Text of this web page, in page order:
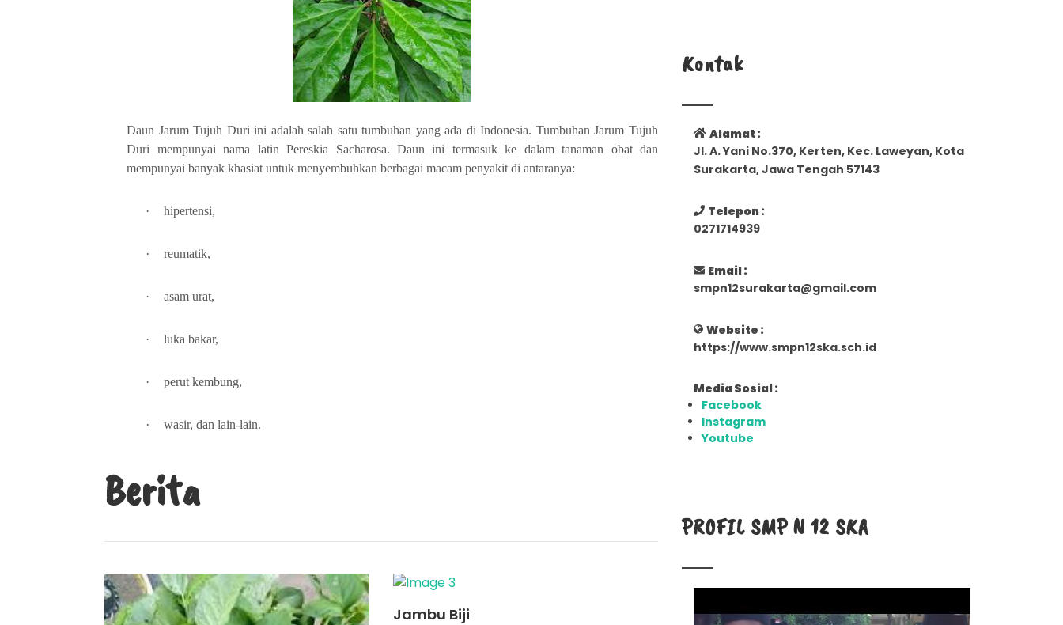
Daun Jarum Tujuh Duri ini adalah salah satu tumbuhan yang ada di Indonesia. Tumbuhan Jarum Tujuh
Duri mempunyai nama latin Pereskia Sacharosa. Daun ini termasuk ke dalam tanaman obat dan
mempunyai banyak khasiat untuk menyembuhkan berbagai macam penyakit di antaranya:
· hipertensi,
· reumatik,
· asam urat,
· luka bakar,
· perut kembung,
· wasir, dan lain-lain.
Berita
Jambu Biji
Kontak
Alamat :
Jl. A. Yani No.370, Kerten, Kec. Laweyan, Kota
Surakarta, Jawa Tengah 57143
Telepon :
0271714939
Email :
smpn12surakarta@gmail.com
Website :
https://www.smpn12ska.sch.id
Media Sosial :
Facebook
Instagram
Youtube
PROFIL SMP N 12 SKA